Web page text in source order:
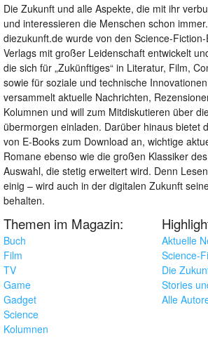
Die Zukunft und alle Aspekte, die mit ihr
und interessieren die Menschen schon
diezukunft.de wurde von den Science-
Verlags mit großer Leidenschaft entwickelt
die sich für „Zukünftiges“ in Literatur, Film,
sowie für soziale und technische
versammelt aktuelle Nachrichten,
Kolumnen und will zum Mitdiskutieren über
übermorgen einladen. Darüber hinaus bietet
von E-Books zum Download an, wichtige
Romane ebenso wie die großen Klassiker
Auswahl, die stetig erweitert wird. Denn
einig – wird auch in der digitalen Zukunft
behalten.
Themen im Magazin:
Buch
Film
TV
Game
Gadget
Science
Kolumnen
Aktuelle
Science-
Die
Stories
Alle